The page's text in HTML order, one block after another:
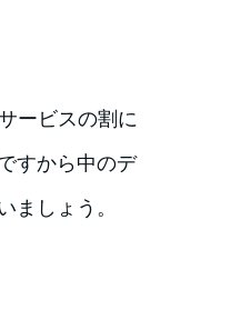
ービスの割に
すから中のデ
ましょう。